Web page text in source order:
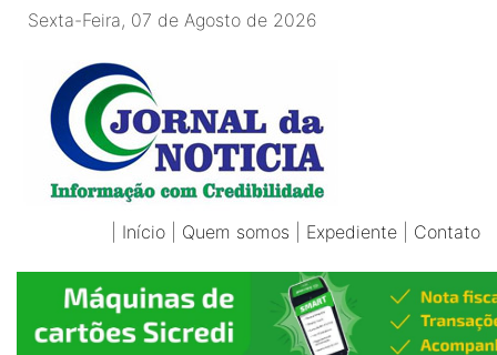
Sexta-Feira, 07 de Agosto de 2026
Início Quem somos Expediente Contato